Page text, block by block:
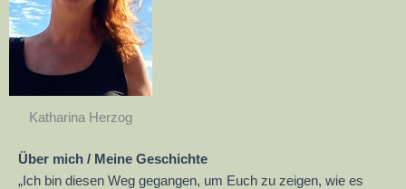
Katharina Herzog
Über mich / Meine Geschichte
„Ich bin diesen Weg gegangen, um Euch zu zeigen, wie es